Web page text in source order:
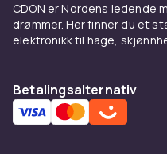
CDON er Nordens ledende
drømmer. Her finner du et
elektronikk til hage,
Betalingsalternativ